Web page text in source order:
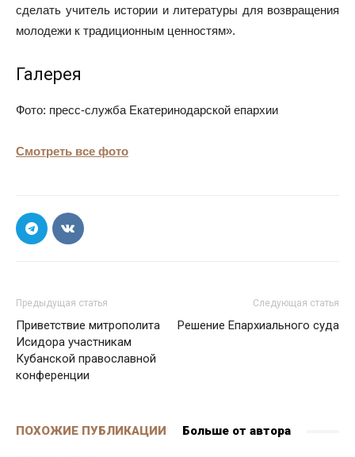
сделать учитель истории и литературы для возвращения
молодежи к традиционным ценностям».
Галерея
Фото: пресс-служба Екатеринодарской епархии
Смотреть все фото
Предыдущая статья
Приветствие митрополита
Исидора участникам
Кубанской православной
конференции
Следующая статья
Решение Епархиального суда
ПОХОЖИЕ ПУБЛИКАЦИИ Больше от автора